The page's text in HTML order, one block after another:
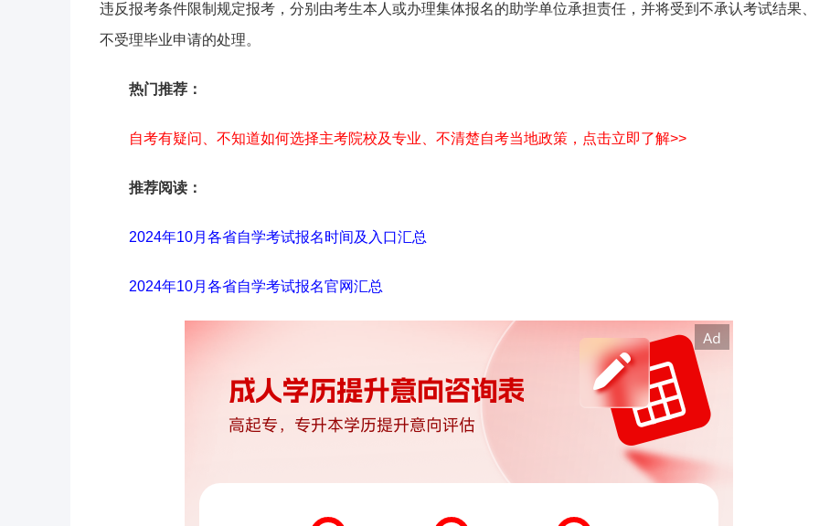
违反报考条件限制规定报考，分别由考生本人或办理集体报名的助学单位承担责任，并将受到不承认考试结果、
不受理毕业申请的处理。
热门推荐：
自考有疑问、不知道如何选择主考院校及专业、不清楚自考当地政策，点击立即了解>>
推荐阅读：
2024年10月各省自学考试报名时间及入口汇总
2024年10月各省自学考试报名官网汇总